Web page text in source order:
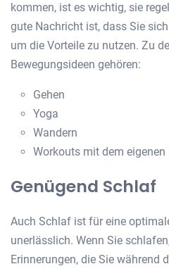
kommen, ist es wichtig, sie
gute Nachricht ist, dass Sie
um die Vorteile zu nutzen. Zu
Bewegungsideen gehören:
Gehen
Yoga
Wandern
Workouts mit dem
Genügend Schlaf
Auch Schlaf ist für eine
unerlässlich. Wenn Sie
Erinnerungen, die Sie während